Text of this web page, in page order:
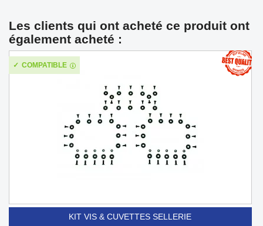
Les clients qui ont acheté ce produit ont
également acheté :
KIT VIS & CUVETTES SELLERIE
COMPATIBLE